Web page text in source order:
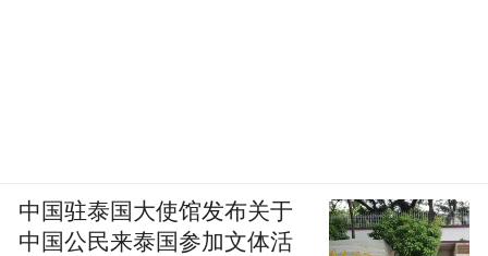
中国驻泰国大使馆发布关于
中国公民来泰国参加文体活